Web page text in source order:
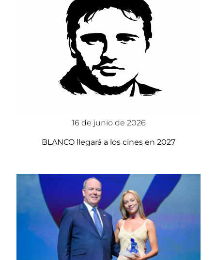
16 de junio de 2026
BLANCO llegará a los cines en 2027